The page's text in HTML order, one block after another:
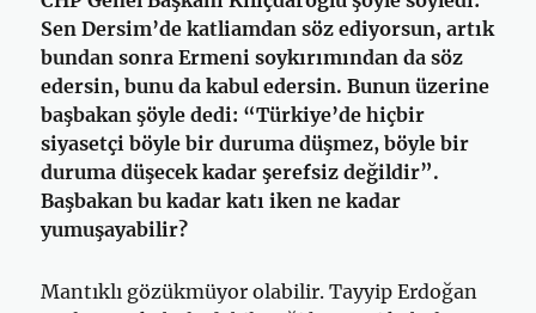
Sen Dersim’de katliamdan söz ediyorsun, artık
bundan sonra Ermeni soykırımından da söz
edersin, bunu da kabul edersin. Bunun üzerine
başbakan şöyle dedi: “Türkiye’de hiçbir
siyasetçi böyle bir duruma düşmez, böyle bir
duruma düşecek kadar şerefsiz değildir”.
Başbakan bu kadar katı iken ne kadar
yumuşayabilir?
Mantıklı gözükmüyor olabilir. Tayyip Erdoğan